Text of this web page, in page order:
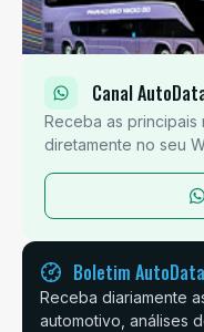
Canal
Receba as
diretamente no seu
Boletim AutoData
Receba diariamente
automotivo, análises